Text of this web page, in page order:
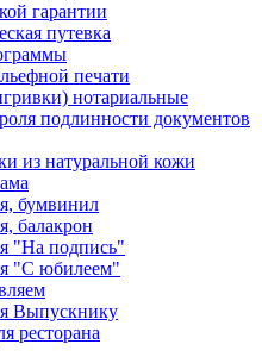
гарантии
путевка
печати
нотариальные
подлинности документов
из натуральной кожи
бумвинил
балакрон
"На подпись"
"C юбилеем"
Выпускнику
ресторана